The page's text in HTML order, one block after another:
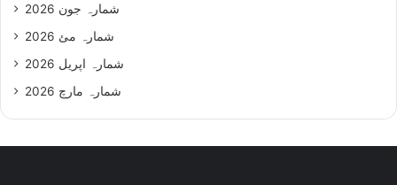
شمارہ جون 2026
شمارہ مئ 2026
شمارہ اپریل 2026
شمارہ مارچ 2026